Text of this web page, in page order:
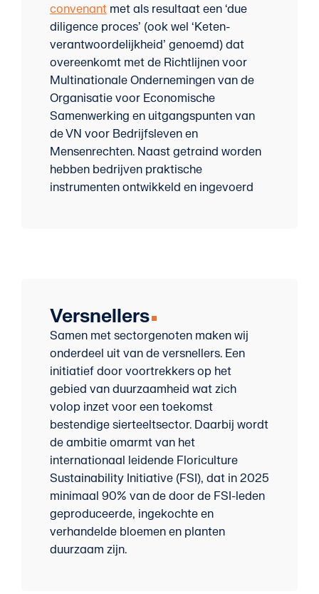
convenantmet als resultaat een ‘due
diligence proces’ (ook wel ‘Keten-
verantwoordelijkheid’ genoemd) dat
overeenkomt met de Richtlijnen voor
Multinationale Ondernemingen van de
Organisatie voor Economische
Samenwerking en uitgangspunten van
de VN voor Bedrijfsleven en
Mensenrechten. Naast getraind worden
hebben bedrijven praktische
instrumenten ontwikkeld en ingevoerd
Versnellers
Samen met sectorgenoten maken wij
onderdeel uit van de versnellers. Een
initiatief door voortrekkers op het
gebied van duurzaamheid wat zich
volop inzet voor een toekomst
bestendige sierteeltsector. Daarbij wordt
de ambitie omarmt van het
internationaal leidende Floriculture
Sustainability Initiative (FSI), dat in 2025
minimaal 90% van de door de FSI-leden
geproduceerde, ingekochte en
verhandelde bloemen en planten
duurzaam zijn.